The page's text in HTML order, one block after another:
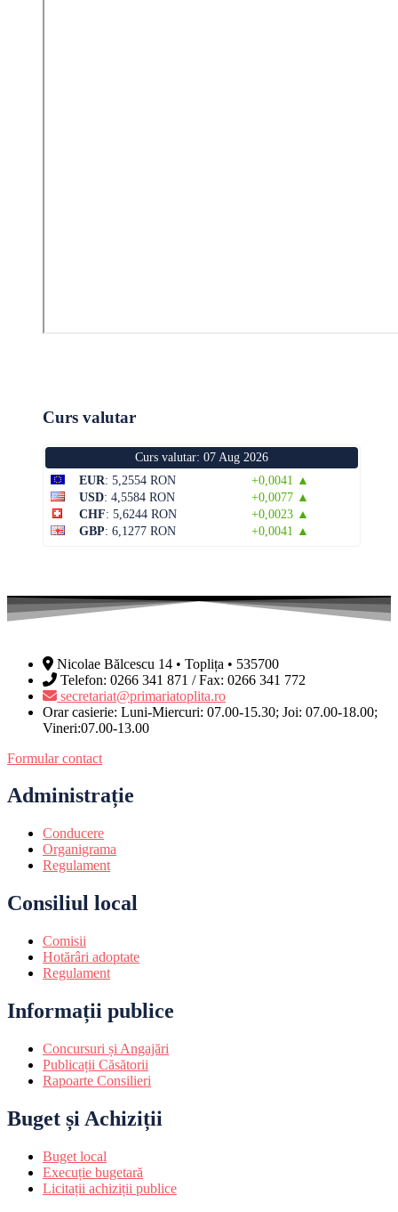
Curs valutar
Curs valutar: 07 Aug 2026
EUR: 5,2554 RON
+0,0041 ▲
USD: 4,5584 RON
+0,0077 ▲
CHF: 5,6244 RON
+0,0023 ▲
GBP: 6,1277 RON +0,0041 ▲
Nicolae Bălcescu 14 • Toplița • 535700
Telefon: 0266 341 871 / Fax: 0266 341 772
secretariat@primariatoplita.ro
Orar casierie: Luni-Miercuri: 07.00-15.30; Joi: 07.00-18.00;
Vineri:07.00-13.00
Formular contact
Administrație
Conducere
Organigrama
Regulament
Consiliul local
Comisii
Hotărâri adoptate
Regulament
Informații publice
Concursuri și Angajări
Publicații Căsătorii
Rapoarte Consilieri
Buget și Achiziții
Buget local
Execuție bugetară
Licitații achiziții publice